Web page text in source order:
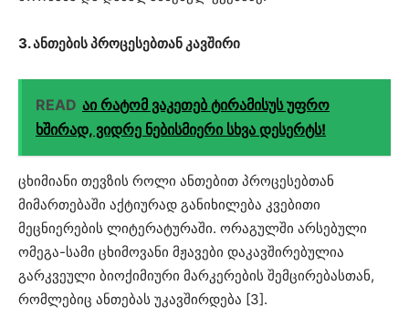
3. ანთების პროცესებთან კავშირი
READ აი რატომ ვაკეთებ ტირამისუს უფრო
ხშირად, ვიდრე ნებისმიერი სხვა დესერტს!
ცხიმიანი თევზის როლი ანთებით პროცესებთან
მიმართებაში აქტიურად განიხილება კვებითი
მეცნიერების ლიტერატურაში. ორაგულში არსებული
ომეგა-სამი ცხიმოვანი მჟავები დაკავშირებულია
გარკვეული ბიოქიმიური მარკერების შემცირებასთან,
რომლებიც ანთებას უკავშირდება [3].